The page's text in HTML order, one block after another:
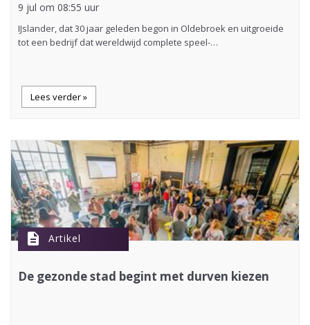
9 jul om 08:55 uur
IJslander, dat 30 jaar geleden begon in Oldebroek en uitgroeide
tot een bedrijf dat wereldwijd complete speel-…
Lees verder »
description Artikel
De gezonde stad begint met durven kiezen